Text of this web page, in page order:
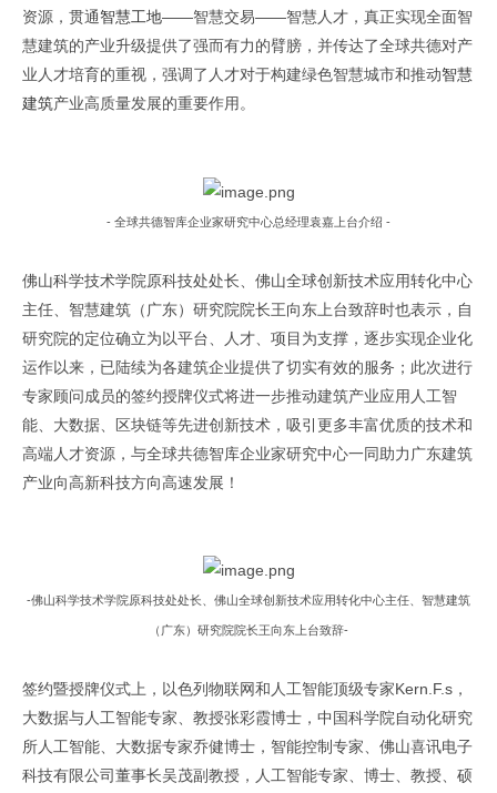
资源，贯通智慧工地——智慧交易——智慧人才，真正实现全面智
慧建筑的产业升级提供了强而有力的臂膀，并传达了全球共德对产
业人才培育的重视，强调了人才对于构建绿色智慧城市和推动智慧
建筑产业高质量发展的重要作用。
- 全球共德智库企业家研究中心总经理袁嘉上台介绍 -
佛山科学技术学院原科技处处长、佛山全球创新技术应用转化中心
主任、智慧建筑（广东）研究院院长王向东上台致辞时也表示，自
研究院的定位确立为以平台、人才、项目为支撑，逐步实现企业化
运作以来，已陆续为各建筑企业提供了切实有效的服务；此次进行
专家顾问成员的签约授牌仪式将进一步推动建筑产业应用人工智
能、大数据、区块链等先进创新技术，吸引更多丰富优质的技术和
高端人才资源，与全球共德智库企业家研究中心一同助力广东建筑
产业向高新科技方向高速发展！
-佛山科学技术学院原科技处处长、佛山全球创新技术应用转化中心主任、智慧建筑
（广东）研究院院长王向东上台致辞-
签约暨授牌仪式上，以色列物联网和人工智能顶级专家Kern.F.s，
大数据与人工智能专家、教授张彩霞博士，中国科学院自动化研究
所人工智能、大数据专家乔健博士，智能控制专家、佛山喜讯电子
科技有限公司董事长吴茂副教授，人工智能专家、博士、教授、硕